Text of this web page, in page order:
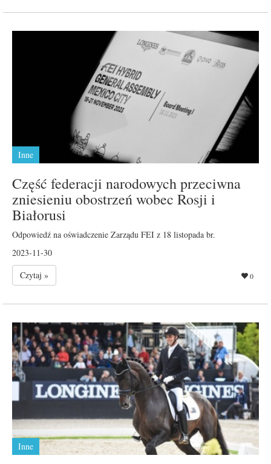
Inne
Część federacji narodowych przeciwna
zniesieniu obostrzeń wobec Rosji i
Białorusi
Odpowiedź na oświadczenie Zarządu FEI z 18 listopada br.
2023-11-30
Czytaj »
0
Inne